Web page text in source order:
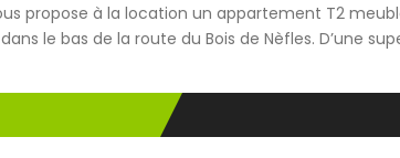
propose à la location un appartement T2
le bas de la route du Bois de Nèfles. D’une
et […]